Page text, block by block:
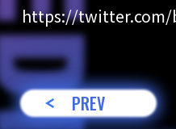
https://twitter.com/
PREV